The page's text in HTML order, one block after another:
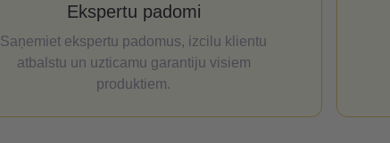
Ekspertu padomi
Saņemiet ekspertu padomus, izcilu klientu
atbalstu un uzticamu garantiju visiem
produktiem.